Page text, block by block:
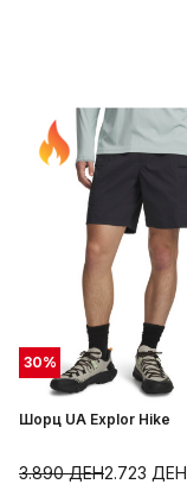
30%
Шорц UA Explor Hike
2.723 ДЕН
3.890ДЕН